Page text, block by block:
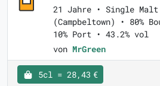
21 Jahre • Single
(Campbeltown) • 80%
10% Port • 43.2% vol
von MrGreen
5cl = 28,43 €